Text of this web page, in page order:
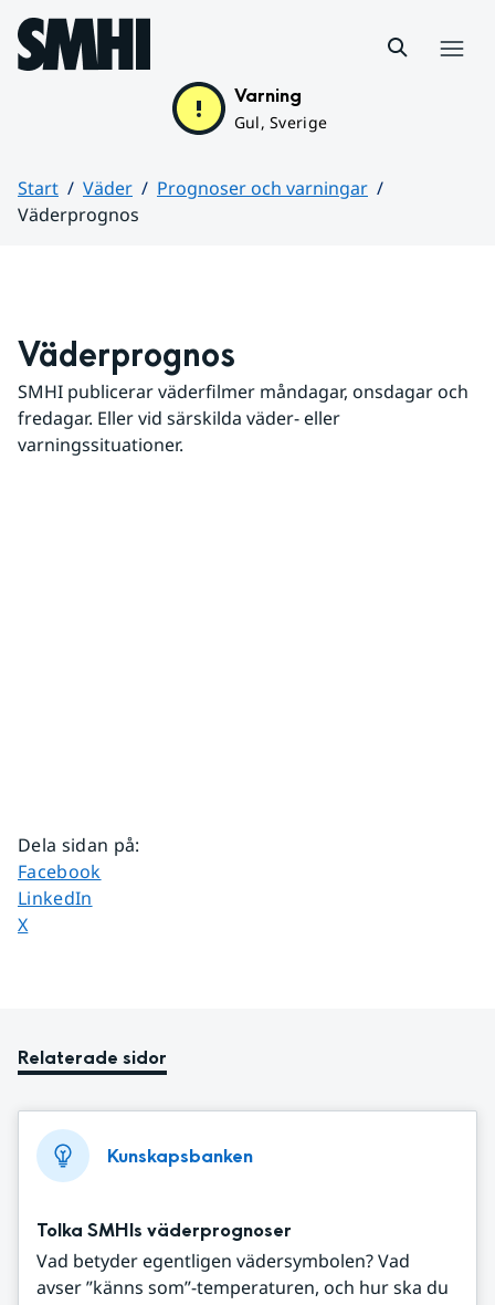
Hoppa till sidans innehåll
Varning
Gul, Sverige
Start Väder
Prognoser och varningar
Väderprognos
Väderprognos
SMHI publicerar väderfilmer måndagar, onsdagar och
fredagar. Eller vid särskilda väder- eller
varningssituationer.
Dela sidan på:
Dela sidan på
Facebook
Dela sidan på
LinkedIn
Dela sidan på
X
Relaterade sidor
Kunskapsbanken
Tolka SMHIs väderprognoser
Vad betyder egentligen vädersymbolen? Vad
avser ”känns som”-temperaturen, och hur ska du